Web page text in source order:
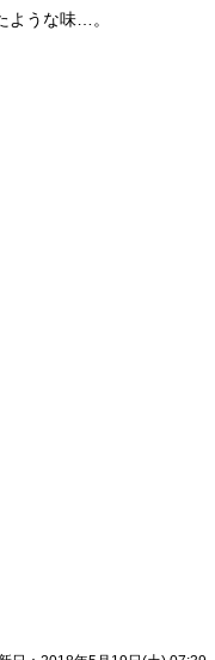
ような味…。